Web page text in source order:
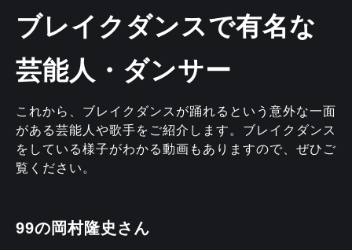
ブレイクダンスで有名な
芸能人・ダンサー
これから、ブレイクダンスが踊れるという意外な一面
がある芸能人や歌手をご紹介します。ブレイクダンス
をしている様子がわかる動画もありますので、ぜひご
覧ください。
99の岡村隆史さん